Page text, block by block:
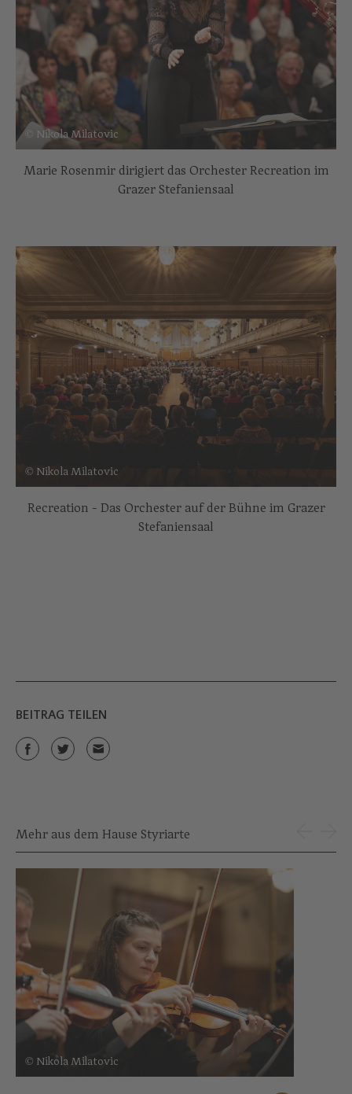
© Nikola Milatovic
Marie Rosenmir dirigiert das Orchester Recreation im
Grazer Stefaniensaal
© Nikola Milatovic
Recreation - Das Orchester auf der Bühne im Grazer
Stefaniensaal
BEITRAG TEILEN
Mehr aus dem Hause Styriarte
© Nikola Milatovic